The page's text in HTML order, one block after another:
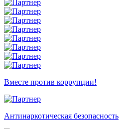
Вместе против коррупции!
Антинаркотическая безопасность